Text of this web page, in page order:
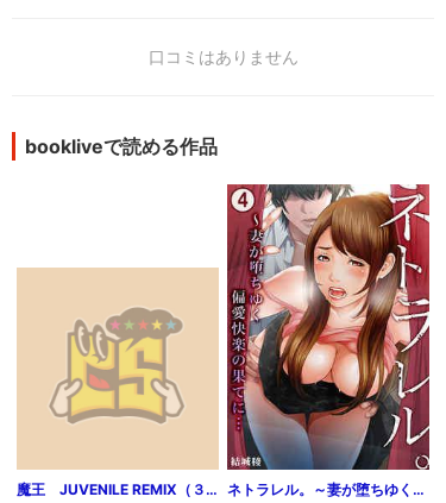
口コミはありません
bookliveで読める作品
魔王 JUVENILE REMIX（３）【期間限定 無料お試し版】 ネトラレル。～妻が堕ちゆく偏愛快楽の果てに…4